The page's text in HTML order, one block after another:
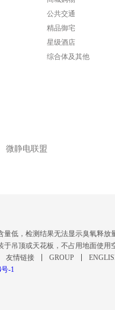
公共交通
精品御宅
星级酒店
综合体及其他
微静电联盟
量低，检测结果无法显示臭氧释放
于吊顶或天花板，不占用地面使用
友情链接 GROUP
-1